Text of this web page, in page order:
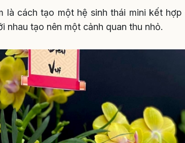
là cách tạo một hệ sinh thái mini kết
nhau tạo nên một cảnh quan thu nhỏ.